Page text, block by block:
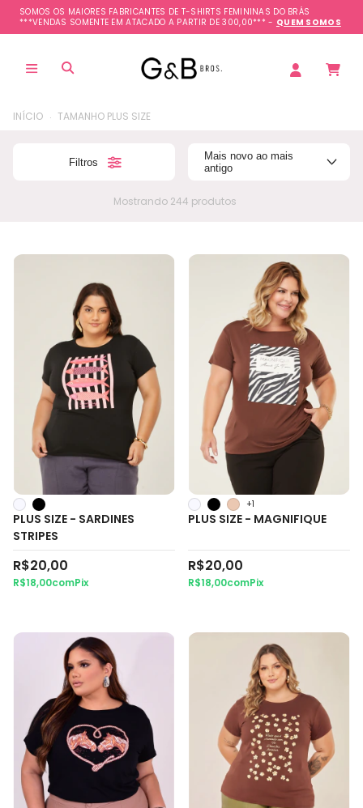
SOMOS OS MAIORES FABRICANTES DE T-SHIRTS FEMININAS DO BRÁS
***VENDAS SOMENTE EM ATACADO A PARTIR DE 300,00*** - QUEM SOMOS
INÍCIO . TAMANHO PLUS SIZE
Filtros
Mais novo ao mais
antigo
Mostrando 244 produtos
PLUS SIZE - SARDINES
STRIPES
R$20,00
R$18,00comPix
PLUS SIZE - MAGNIFIQUE
R$20,00
R$18,00comPix
+1